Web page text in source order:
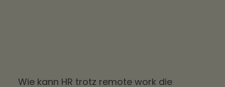
Wie kann HR trotz remote work die